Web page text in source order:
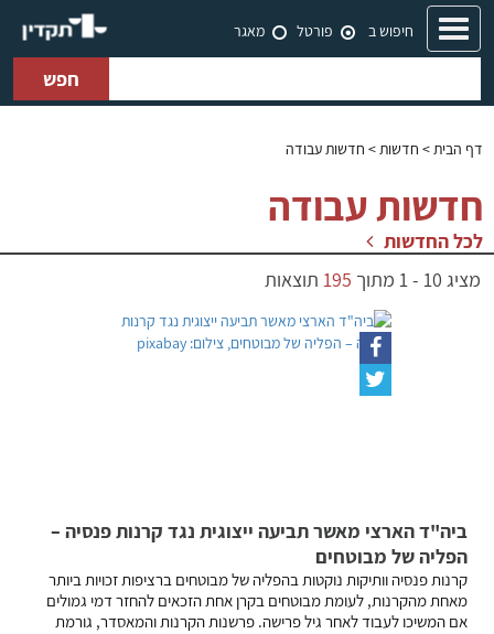
Toggle
navigation
חיפוש ב פורטל מאגר
חפש
דף הבית> חדשות > חדשות עבודה
חדשות עבודה
לכל החדשות
מציג 10
-
1 מתוך 195 תוצאות
ביה"ד הארצי מאשר תביעה ייצוגית נגד קרנות פנסיה –
הפליה של מבוטחים
קרנות פנסיה וותיקות נוקטות בהפליה של מבוטחים ברציפות זכויות ביותר
מאחת מהקרנות, לעומת מבוטחים בקרן אחת הזכאים להחזר דמי גמולים
אם המשיכו לעבוד לאחר גיל פרישה. פרשנות הקרנות והמאסדר, גורמת